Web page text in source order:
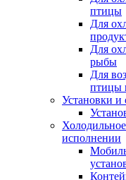
птицы
Для
Для
рыбы
Для
птицы
Установки и
исполнении